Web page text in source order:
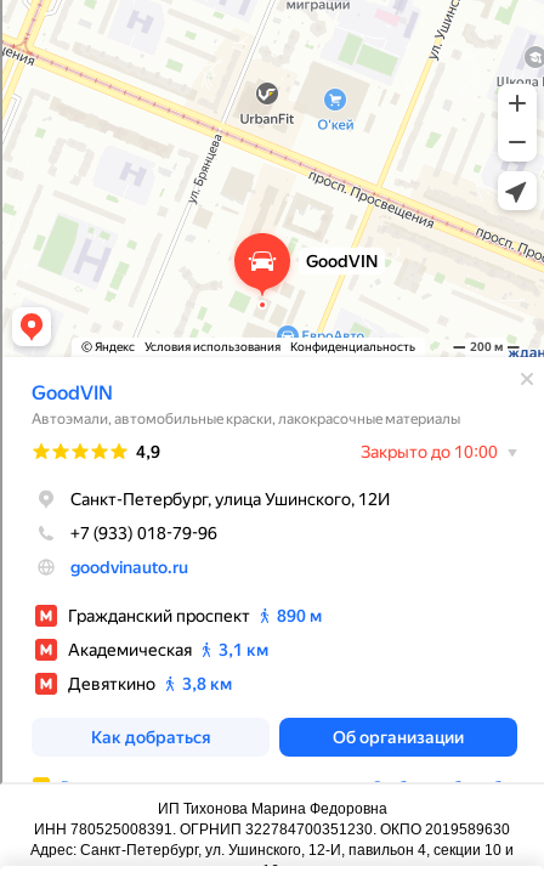
ИП Тихонова Марина Федоровна
ИНН 780525008391. ОГРНИП 322784700351230. ОКПО 2019589630
Адрес: Санкт-Петербург, ул. Ушинского, 12-И, павильон 4, секции 10 и
16.